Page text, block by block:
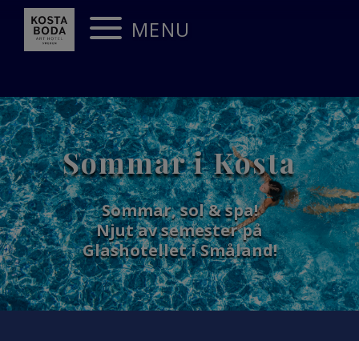
MENU
Sommar i Kosta
Sommar, sol & spa!
Njut av semester på
Glashotellet i Småland!